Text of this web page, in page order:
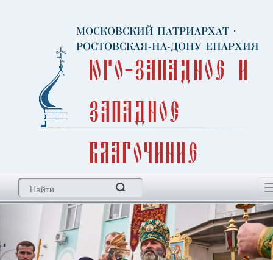
МОСКОВСКИЙ ПАТРИАРХАТ ·
РОСТОВСКАЯ-НА-ДОНУ ЕПАРХИЯ
Юго-Западное и
Западное
благочиние